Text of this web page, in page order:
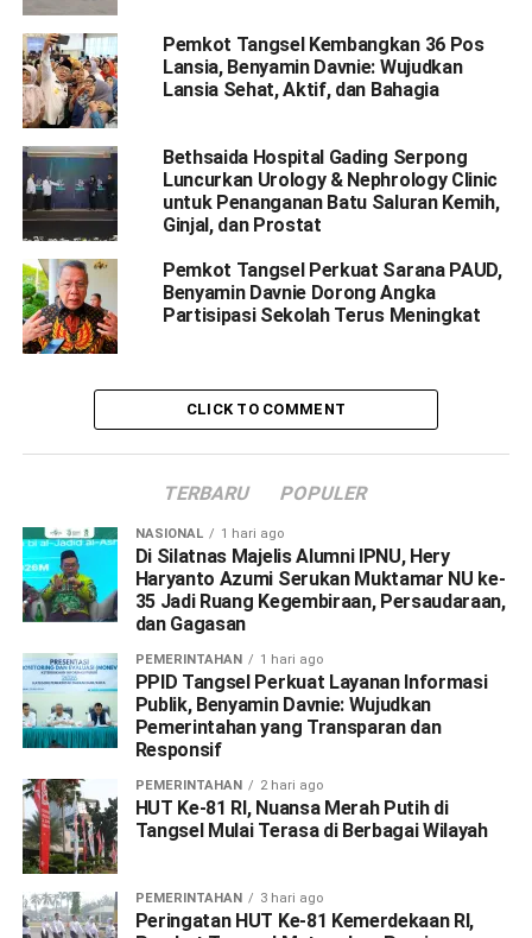
Pemkot Tangsel Kembangkan 36 Pos
Lansia, Benyamin Davnie: Wujudkan
Lansia Sehat, Aktif, dan Bahagia
Bethsaida Hospital Gading Serpong
Luncurkan Urology & Nephrology Clinic
untuk Penanganan Batu Saluran Kemih,
Ginjal, dan Prostat
Pemkot Tangsel Perkuat Sarana PAUD,
Benyamin Davnie Dorong Angka
Partisipasi Sekolah Terus Meningkat
CLICK TO COMMENT
TERBARU POPULER
NASIONAL 1 hari ago
Di Silatnas Majelis Alumni IPNU, Hery
Haryanto Azumi Serukan Muktamar NU ke-
35 Jadi Ruang Kegembiraan, Persaudaraan,
dan Gagasan
PEMERINTAHAN 1 hari ago
PPID Tangsel Perkuat Layanan Informasi
Publik, Benyamin Davnie: Wujudkan
Pemerintahan yang Transparan dan
Responsif
PEMERINTAHAN 2 hari ago
HUT Ke-81 RI, Nuansa Merah Putih di
Tangsel Mulai Terasa di Berbagai Wilayah
PEMERINTAHAN 3 hari ago
Peringatan HUT Ke-81 Kemerdekaan RI,